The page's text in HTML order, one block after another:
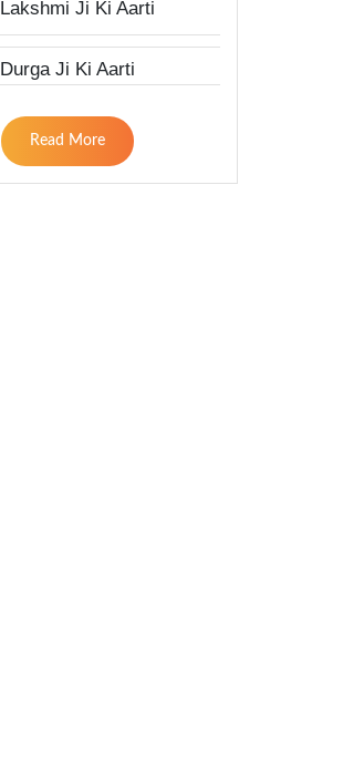
Lakshmi Ji Ki Aarti
Durga Ji Ki Aarti
Read More